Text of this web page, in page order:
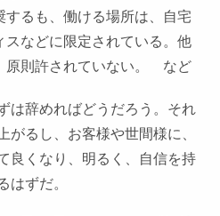
するも、働ける場所は、自宅
スなどに限定されている。他
原則許されていない。 など
は辞めればどうだろう。それ
がるし、お客様や世間様に、
良くなり、明るく、自信を持
はずだ。